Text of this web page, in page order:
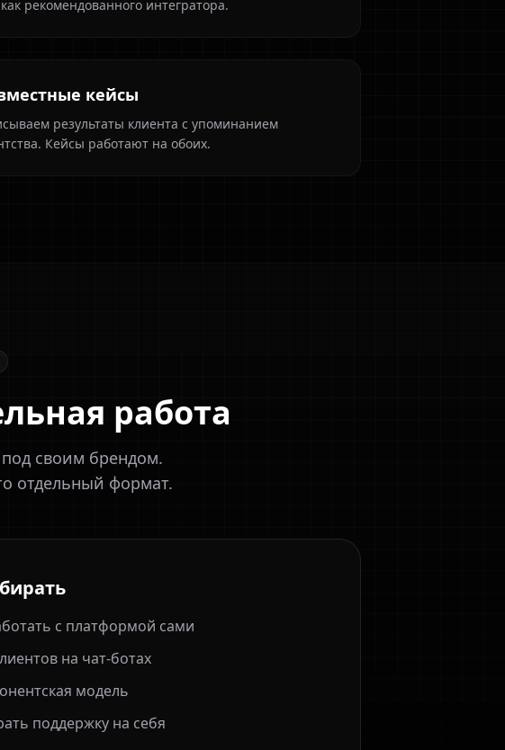
рекомендованного интегратора.
кейсы
результаты клиента с упоминанием
Кейсы работают на обоих.
работа
под своим брендом.
отдельный формат.
с платформой сами
на чат-ботах
модель
поддержку на себя